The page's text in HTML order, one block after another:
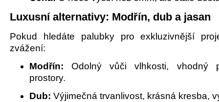
Luxusní alternativy: Modřín, dub a jasan
Pokud hledáte palubky pro exkluzivnější
zvážení:
Modřín: Odolný vůči vlhkosti, vhodný
prostory.
Dub: Výjimečná trvanlivost, krásná kresba,